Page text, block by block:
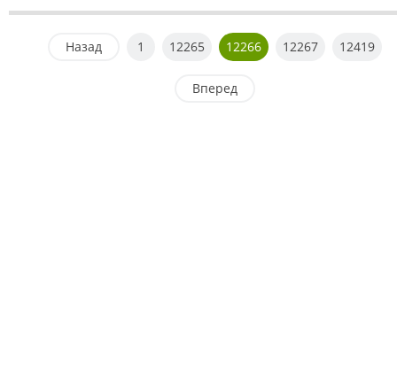
Назад 1 12265 12266 12267 12419
Вперед